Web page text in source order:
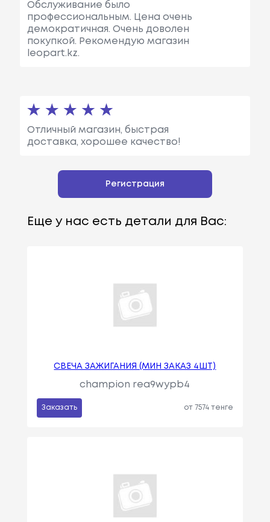
Обслуживание было
профессиональным. Цена очень
демократичная. Очень доволен
покупкой. Рекомендую магазин
leopart.kz.
Отличный магазин, быстрая
доставка, хорошее качество!
Регистрация
Еще у нас есть детали для Вас:
СВЕЧА ЗАЖИГАНИЯ (МИН ЗАКАЗ 4ШТ)
champion rea9wypb4
Заказать от 7574 тенге